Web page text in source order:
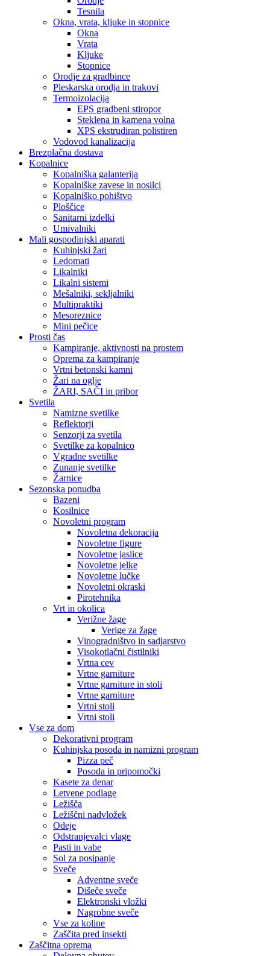
Tesnila
Okna, vrata, kljuke in stopnice
Okna
Vrata
Kljuke
Stopnice
Orodje za gradbince
Pleskarska orodja in trakovi
Termoizolacija
EPS gradbeni stiropor
Steklena in kamena volna
XPS ekstrudiran polistiren
Vodovod kanalizacija
Brezplačna dostava
Kopalnice
Kopalniška galanterija
Kopalniške zavese in nosilci
Kopalniško pohištvo
Ploščice
Sanitarni izdelki
Umivalniki
Mali gospodinjski aparati
Kuhinjski žari
Ledomati
Likalniki
Likalni sistemi
Mešalniki, sekljalniki
Multipraktiki
Mesoreznice
Mini pečice
Prosti čas
Kampiranje, aktivnosti na prostem
Oprema za kampiranje
Vrtni betonski kamni
Žari na oglje
ŽARI, SAČI in pribor
Svetila
Namizne svetilke
Reflektorji
Senzorji za svetila
Svetilke za kopalnico
Vgradne svetilke
Zunanje svetilke
Žarnice
Sezonska ponudba
Bazeni
Kosilnice
Novoletni program
Novoletna dekoracija
Novoletne figure
Novoletne jaslice
Novoletne jelke
Novoletne lučke
Novoletni okraski
Pirotehnika
Vrt in okolica
Verižne žage
Verige za žage
Vinogradništvo in sadjarstvo
Visokotlačni čistilniki
Vrtna cev
Vrtne garniture
Vrtne garniture in stoli
Vrtne garniture
Vrtni stoli
Vrtni stoli
Vse za dom
Dekorativni program
Kuhinjska posoda in namizni program
Pizza peč
Posoda in pripomočki
Kasete za denar
Letvene podlage
Ležišča
Ležiščni nadvložek
Odeje
Odstranjevalci vlage
Pasti in vabe
Sol za posipanje
Sveče
Adventne sveče
Dišeče sveče
Elektronski vložki
Nagrobne sveče
Vse za koline
Zaščita pred insekti
Zaščitna oprema